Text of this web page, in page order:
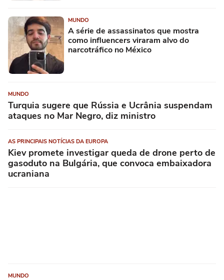
MUNDO
A série de assassinatos que mostra
como influencers viraram alvo do
narcotráfico no México
MUNDO
Turquia sugere que Rússia e Ucrânia suspendam
ataques no Mar Negro, diz ministro
AS PRINCIPAIS NOTÍCIAS DA EUROPA
Kiev promete investigar queda de drone perto de
gasoduto na Bulgária, que convoca embaixadora
ucraniana
MUNDO